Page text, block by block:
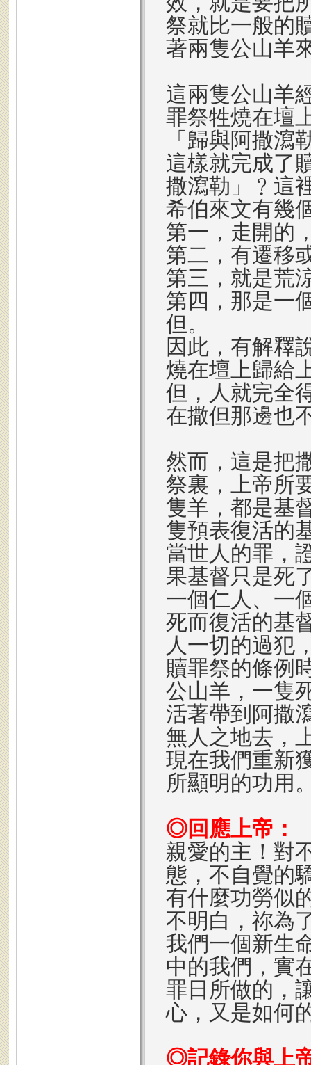
祭就比一般的
著兩隻公山羊
這兩隻公山羊
罪祭牲燒在壇
「歸與阿撒瀉
這樣就完成了
撒瀉勒 」﹖這
希伯來文有幾
第一，走開的
第二，有遷移
第三，就是荒
第四，那是一
但。
因此，有解釋
燒在壇上歸給
但，人就完全
在撒但那邊也
然而，這是把
祭裏，上帝所
隻羊，都是基
隻預表復活的
當世人的罪，
果基督只是死
一個仁人、一
死而復活的基
人一切的過犯
贖罪祭的條例
公山羊，一隻
活著帶到阿撒
無人之地去，
現在我們重新
所顯明的功用
◎回應上帝：
親愛的主！對
態，不自覺的
有什麼功勞似
不明白，祢為
我們一個新生
中的我們，實
罪日所做的，
心，又是如何
◎記錄你與上